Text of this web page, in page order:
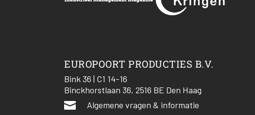
EUROPOORT PRODUCTIES B.V.
Bink 36 | C1 14-16
Binckhorstlaan 36, 2516 BE Den Haag
 Algemene vragen & informatie